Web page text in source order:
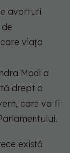
avorturi
viața
Modi a
drept o
care va fi
există